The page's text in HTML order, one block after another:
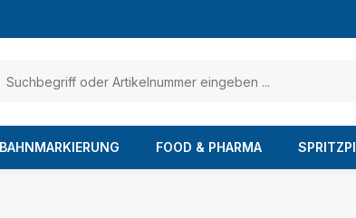
FOOD & PHARMA